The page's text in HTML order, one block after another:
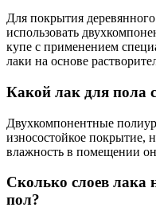
Для покрытия
использовать
купе с применением
лаки на основе
Какой лак для пола
Двухкомпонентные
износостойкое покрытие,
влажность в помещении
Сколько слоев лака
пол?